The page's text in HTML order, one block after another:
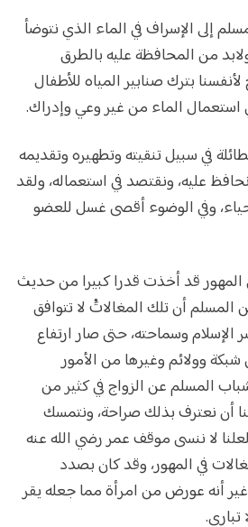
إلى الإسراف في الماء الذي نتوضأ
من المحافظة عليه بالطرق
بترك صنابير المياه للأطفال
استعمال الماء من غير وعي وإدراك.
في سبيل تنقيته وتطهيره وتقديمه
عليه، ونقتصد في استعماله، ولقد
وفي الوضوء أقصى غسل للعضو
المهور قد أخذت قدرا كبيرا من حديث
أن تلك المغالاتَْ لا تتوافق
وسماحته، حتى صار ارتفاع
شبكة وولائم وغيرها من الأمور
المسلم عن الزواج في كثير من
أن نعترف بذلك صراحة، ونتمسك
لا ننسى موقف عمر رضي الله عنه
في المهور، وقد كان بصدد
أنه عورض من امرأة مما جعله يقر